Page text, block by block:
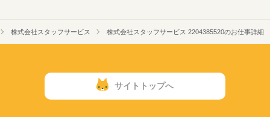
株式会社スタッフサービス 株式会社スタッフサービス 2204385520のお仕事詳細
サイトトップへ